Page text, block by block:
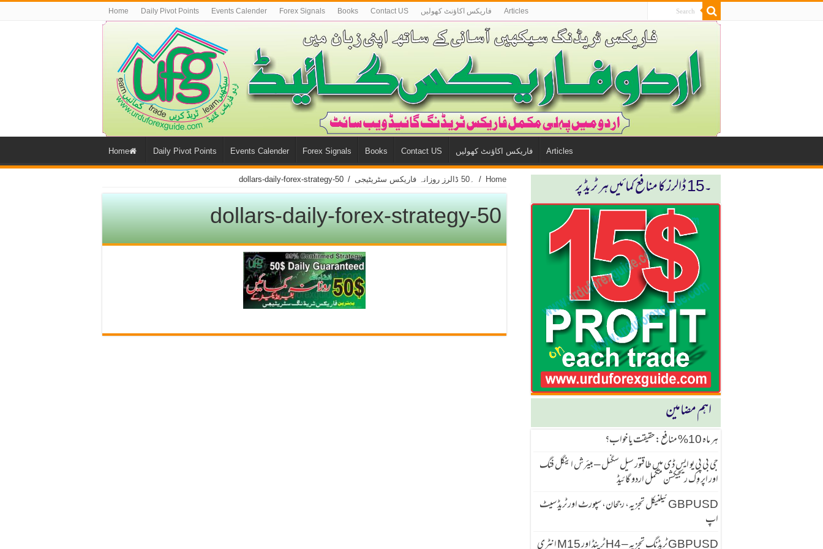
Home Daily Pivot Points Events Calender Forex Signals Books Contact US فاريكس اكاؤنٹ كھوليں Articles
Home Daily Pivot Points Events Calender Forex Signals Books Contact US فاريكس اكاؤنٹ كھوليں Articles
Home
/
/
50-dollars-daily-forex-strategy
50-dollars-daily-forex-strategy
۔15 ڈالرز كا منافع كمائیں ہر ٹریڈ پر
اہم مضامین
ہر ماہ 10% منافع: حقیقت یا خواب؟
جی بی پی یو ایس ڈی میں طاقتور سیل سگنل – بیئرش اینگل فنگ
اور اپر وِک ریجیکشن مکمل اردو گائیڈ
GBPUSD ٹیکنیکل تجزیہ، رجحان، سپورٹ اور ٹریڈ سیٹ
اپ